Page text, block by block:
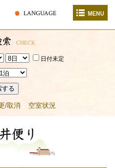
LANGUAGE
索 CHECK
日付未定
する
/取消 空室状況
便り